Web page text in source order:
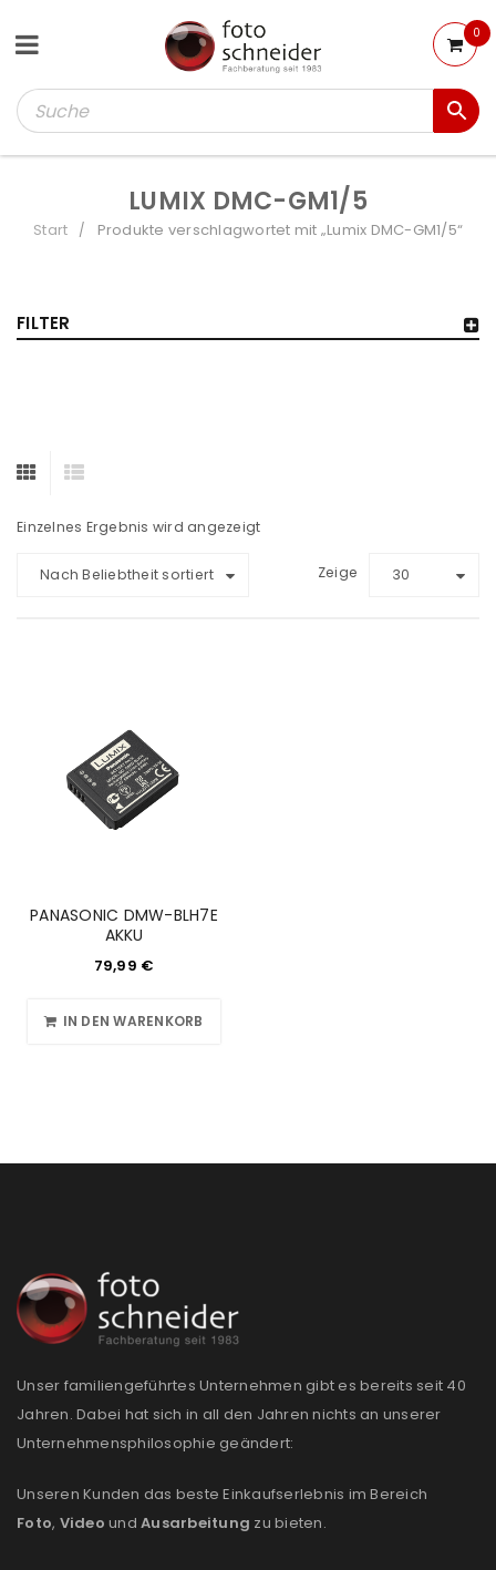
0
LUMIX DMC-GM1/5
Start / Produkte verschlagwortet mit „Lumix DMC-GM1/5“
FILTER
Einzelnes Ergebnis wird angezeigt
Nach Beliebtheit sortiert Zeige 30
PANASONIC DMW-BLH7E
AKKU
79,99 €
IN DEN WARENKORB
Unser familiengeführtes Unternehmen gibt es bereits seit 40
Jahren. Dabei hat sich in all den Jahren nichts an unserer
Unternehmensphilosophie geändert:
Unseren Kunden das beste Einkaufserlebnis im Bereich
Foto, Video und Ausarbeitung zu bieten.